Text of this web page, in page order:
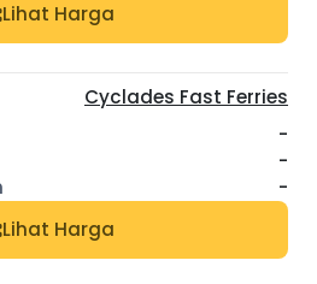
Lihat Harga
Cyclades Fast Ferries
-
-
-
Lihat Harga